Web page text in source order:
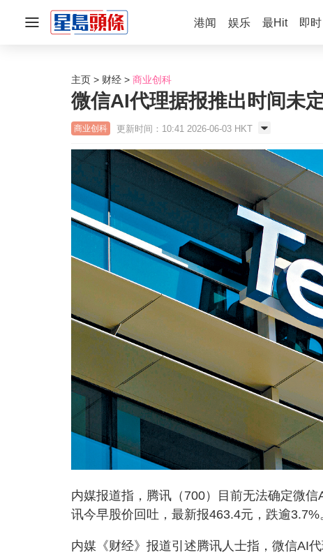
港闻 娱乐 最Hit 即时
主页 财经 商业创科
微信AI代理据报推出时间未
商业创科 更新时间：10:41 2026-06-03 HKT
内媒报道指，腾讯（700）目前无法确定微
讯今早股价回吐，最新报463.4元，跌逾3.7%
内媒《财经》报道引述腾讯人士指，微信AI